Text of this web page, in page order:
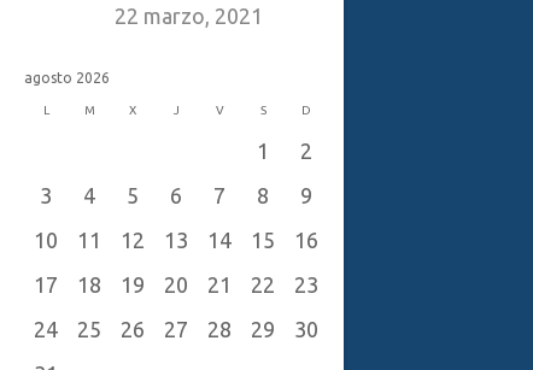
22 marzo, 2021
agosto 2026
L M X J V S D
1
2
3
4 5 6 7 8
9
10
11 12 13 14 15
16
17
18 19 20 21 22
23
24
25 26 27 28 29
30